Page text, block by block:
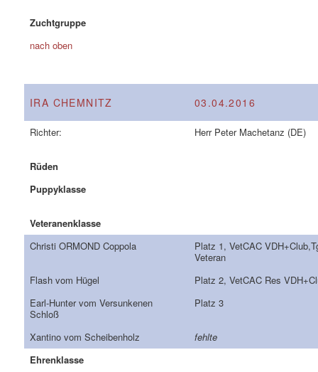
Zuchtgruppe
nach oben
IRA CHEMNITZ 03.04.2016
Richter: Herr Peter Machetanz (DE)
Rüden
Puppyklasse
Veteranenklasse
Christi ORMOND Coppola
Platz 1, VetCAC
Veteran
Flash vom Hügel
Platz 2, VetCAC Res
Earl-Hunter vom Versunkenen
Schloß
Platz 3
Xantino vom Scheibenholz
fehlte
Ehrenklasse